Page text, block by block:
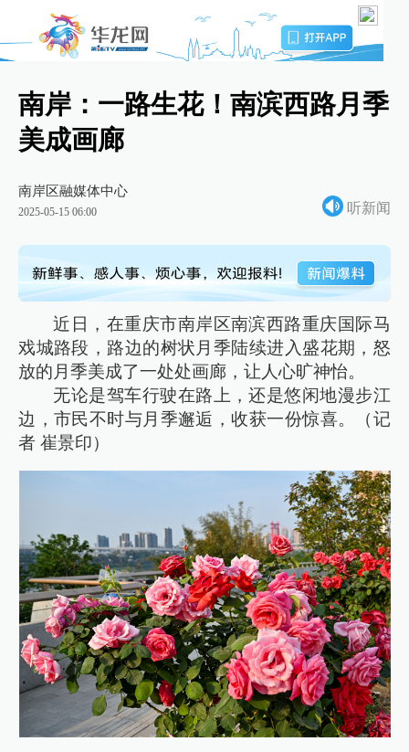
南岸：一路生花！南滨西路月季
美成画廊
南岸区融媒体中心
2025-05-15 06:00 听新闻
近日，在重庆市南岸区南滨西路重庆国际马
戏城路段，路边的树状月季陆续进入盛花期，怒
放的月季美成了一处处画廊，让人心旷神怡。
无论是驾车行驶在路上，还是悠闲地漫步江
边，市民不时与月季邂逅，收获一份惊喜。（记
者 崔景印）